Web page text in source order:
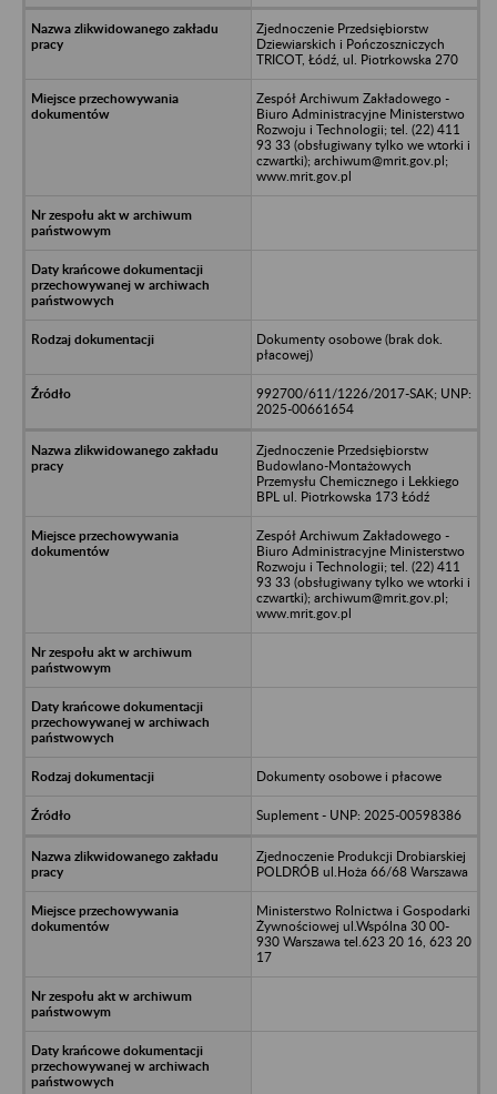
Zjednoczenie Przedsiębiorstw
Dziewiarskich i Pończoszniczych
TRICOT, Łódź, ul. Piotrkowska 270
Zespół Archiwum Zakładowego -
Biuro Administracyjne Ministerstwo
Rozwoju i Technologii; tel. (22) 411
93 33 (obsługiwany tylko we wtorki i
czwartki); archiwum@mrit.gov.pl;
www.mrit.gov.pl
Dokumenty osobowe (brak dok.
płacowej)
992700/611/1226/2017-SAK; UNP:
2025-00661654
Zjednoczenie Przedsiębiorstw
Budowlano-Montażowych
Przemysłu Chemicznego i Lekkiego
BPL ul. Piotrkowska 173 Łódź
Zespół Archiwum Zakładowego -
Biuro Administracyjne Ministerstwo
Rozwoju i Technologii; tel. (22) 411
93 33 (obsługiwany tylko we wtorki i
czwartki); archiwum@mrit.gov.pl;
www.mrit.gov.pl
Dokumenty osobowe i płacowe
Suplement - UNP: 2025-00598386
Zjednoczenie Produkcji Drobiarskiej
POLDRÓB ul.Hoża 66/68 Warszawa
Ministerstwo Rolnictwa i Gospodarki
Żywnościowej ul.Wspólna 30 00-
930 Warszawa tel.623 20 16, 623 20
17